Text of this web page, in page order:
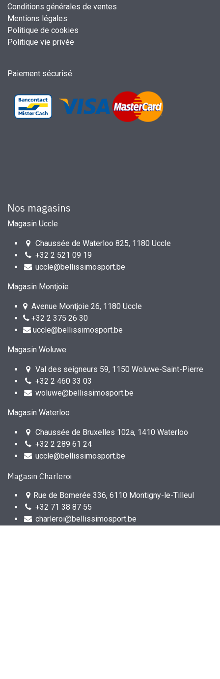
Conditions générales de ventes
Mentions légales
Politique de cookies
Politique vie privée
Paiement sécurisé
Nos magasins
Magasin Uccle
Chaussée de Waterloo 825, 1180 Uccle
+32 2 521 09 19
uccle@bellissimosport.be
Magasin Montjoie
Avenue Montjoie 26, 1180 Uccle
+32 2 375 26 30
uccle@bellissimosport.be
Magasin Woluwe
Val des seigneurs 59, 1150 Woluwe-Saint-Pierre
+32 2 460 33 03
woluwe@bellissimosport.be
Magasin Waterloo
Chaussée de Bruxelles 102a, 1410 Waterloo
+32 2 289 61 24
uccle@bellissimosport.be
Magasin Charleroi
Rue de Bomerée 336, 6110 Montigny-le-Tilleul
+32 71 38 87 55
charleroi@bellissimosport.be